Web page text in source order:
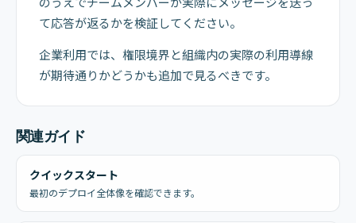
て応答が返るかを検証してください。
企業利用では、権限境界と組織内の実際の利用導線
が期待通りかどうかも追加で見るべきです。
関連ガイド
クイックスタート
最初のデプロイ全体像を確認できます。